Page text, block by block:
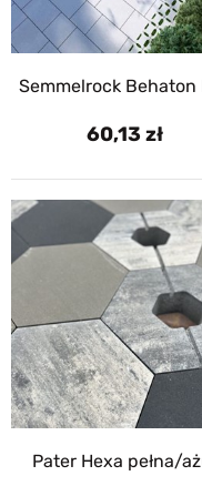
Semmelrock Behaton
60,13
Pater Hexa pełna/